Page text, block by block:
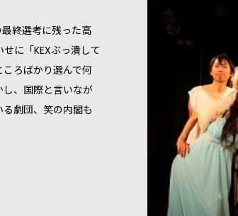
終選考に残った高
に「KEXぶっ潰して
ろばかり選んで何
、国際と言いなが
劇団、笑の内閣も